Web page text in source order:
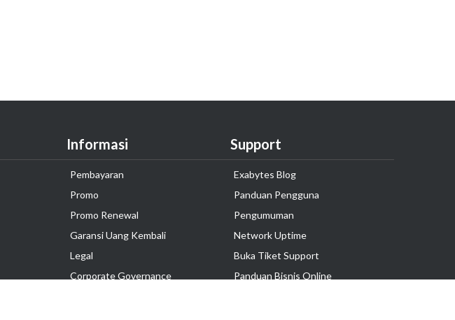
Informasi
Pembayaran
Promo
Promo Renewal
Garansi Uang Kembali
Legal
Corporate Governance
Support
Exabytes Blog
Panduan Pengguna
Pengumuman
Network Uptime
Buka Tiket Support
Panduan Bisnis Online